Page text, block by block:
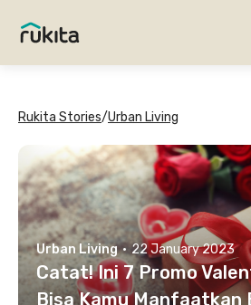
Rukita Stories/Urban Living
Urban Living · 22 January 2023
Catat! Ini 7 Promo
Bisa Kamu Manfaatkan